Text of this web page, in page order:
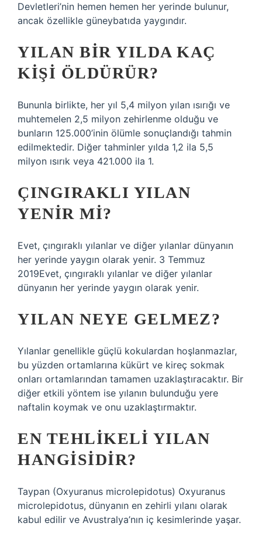
Devletleri’nin hemen hemen her yerinde bulunur,
ancak özellikle güneybatıda yaygındır.
YILAN BIR YILDA KAÇ
KIŞI ÖLDÜRÜR?
Bununla birlikte, her yıl 5,4 milyon yılan ısırığı ve
muhtemelen 2,5 milyon zehirlenme olduğu ve
bunların 125.000’inin ölümle sonuçlandığı tahmin
edilmektedir. Diğer tahminler yılda 1,2 ila 5,5
milyon ısırık veya 421.000 ila 1.
ÇINGIRAKLI YILAN
YENIR MI?
Evet, çıngıraklı yılanlar ve diğer yılanlar dünyanın
her yerinde yaygın olarak yenir. 3 Temmuz
2019Evet, çıngıraklı yılanlar ve diğer yılanlar
dünyanın her yerinde yaygın olarak yenir.
YILAN NEYE GELMEZ?
Yılanlar genellikle güçlü kokulardan hoşlanmazlar,
bu yüzden ortamlarına kükürt ve kireç sokmak
onları ortamlarından tamamen uzaklaştıracaktır. Bir
diğer etkili yöntem ise yılanın bulunduğu yere
naftalin koymak ve onu uzaklaştırmaktır.
EN TEHLIKELI YILAN
HANGISIDIR?
Taypan (Oxyuranus microlepidotus) Oxyuranus
microlepidotus, dünyanın en zehirli yılanı olarak
kabul edilir ve Avustralya’nın iç kesimlerinde yaşar.